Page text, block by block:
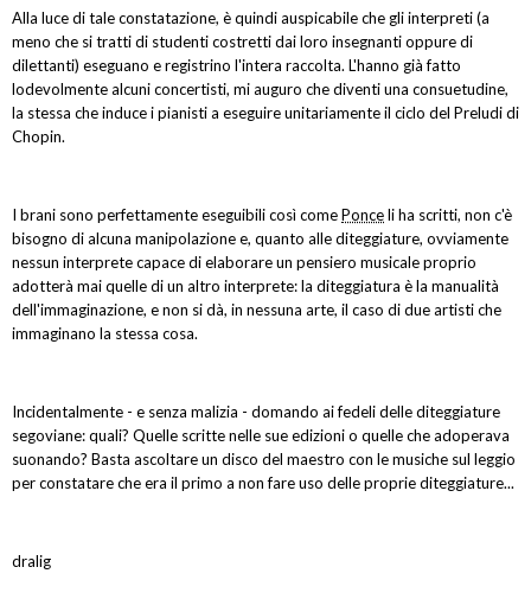
Alla luce di tale constatazione, è quindi auspicabile che gli interpreti (a
meno che si tratti di studenti costretti dai loro insegnanti oppure di
dilettanti) eseguano e registrino l'intera raccolta. L'hanno già fatto
lodevolmente alcuni concertisti, mi auguro che diventi una consuetudine,
la stessa che induce i pianisti a eseguire unitariamente il ciclo del Preludi di
Chopin.
I brani sono perfettamente eseguibili così comePonceli ha scritti, non c'è
bisogno di alcuna manipolazione e, quanto alle diteggiature, ovviamente
nessun interprete capace di elaborare un pensiero musicale proprio
adotterà mai quelle di un altro interprete: la diteggiatura è la manualità
dell'immaginazione, e non si dà, in nessuna arte, il caso di due artisti che
immaginano la stessa cosa.
Incidentalmente - e senza malizia - domando ai fedeli delle diteggiature
segoviane: quali? Quelle scritte nelle sue edizioni o quelle che adoperava
suonando? Basta ascoltare un disco del maestro con le musiche sul leggio
per constatare che era il primo a non fare uso delle proprie diteggiature...
dralig